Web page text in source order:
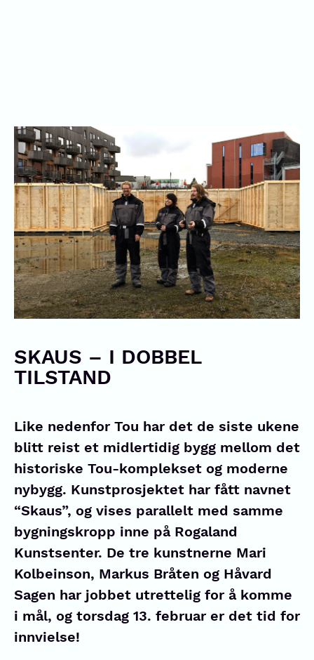
SKAUS – I DOBBEL
TILSTAND
Like nedenfor Tou har det de siste ukene
blitt reist et midlertidig bygg mellom det
historiske Tou-komplekset og moderne
nybygg. Kunstprosjektet har fått navnet
“Skaus”, og vises parallelt med samme
bygningskropp inne på Rogaland
Kunstsenter. De tre kunstnerne Mari
Kolbeinson, Markus Bråten og Håvard
Sagen har jobbet utrettelig for å komme
i mål, og torsdag 13. februar er det tid for
innvielse!